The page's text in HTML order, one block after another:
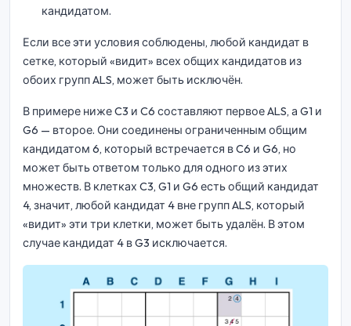
кандидатом.
Если все эти условия соблюдены, любой кандидат в
сетке, который «видит» всех общих кандидатов из
обоих групп ALS, может быть исключён.
В примере ниже C3 и C6 составляют первое ALS, а G1 и
G6 — второе. Они соединены ограниченным общим
кандидатом 6, который встречается в C6 и G6, но
может быть ответом только для одного из этих
множеств. В клетках C3, G1 и G6 есть общий кандидат
4, значит, любой кандидат 4 вне групп ALS, который
«видит» эти три клетки, может быть удалён. В этом
случае кандидат 4 в G3 исключается.